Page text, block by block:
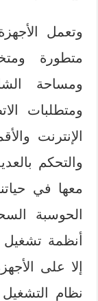
وتعمل
متطورة
ومساحة
ومتطلبات
الإنترنت
والتحكم
معها في
الحوسبة
أنظمة تشغيل
إلا على
نظام